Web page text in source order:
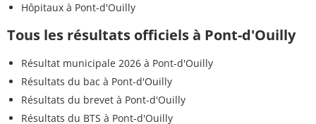
Hôpitaux à Pont-d'Ouilly
Tous les résultats officiels à Pont-d'Ouilly
Résultat municipale 2026 à Pont-d'Ouilly
Résultats du bac à Pont-d'Ouilly
Résultats du brevet à Pont-d'Ouilly
Résultats du BTS à Pont-d'Ouilly